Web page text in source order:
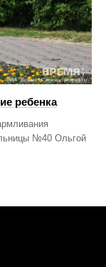
ребенка
№40 Ольгой